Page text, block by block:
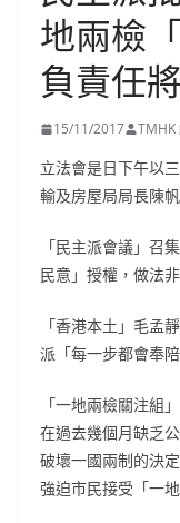
地兩檢
負責任
15/11/2017 TMHK
立法會是日下午以
輸及房屋局局長陳
「民主派會議」召
民意」授權，做法
「香港本土」毛孟
派「每一步都會奉
「一地兩檢關注組
在過去幾個月缺乏
破壞一國兩制的決
強迫市民接受「一